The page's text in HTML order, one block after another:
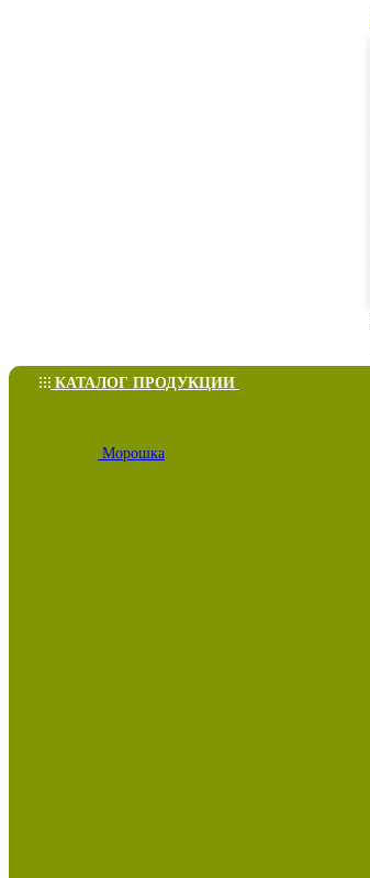
КАТАЛОГ ПРОДУКЦИИ
Морошка